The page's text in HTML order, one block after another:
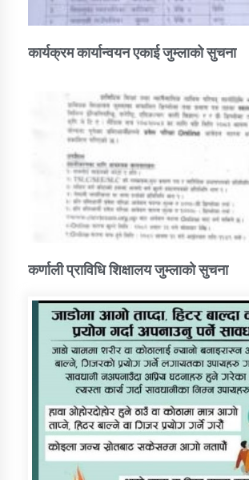
कार्यक्रम कार्यान्वयन एकाई जुम्लाको सुचना
कर्णाली प्राविधि शिक्षालय जुम्लाको सुचना